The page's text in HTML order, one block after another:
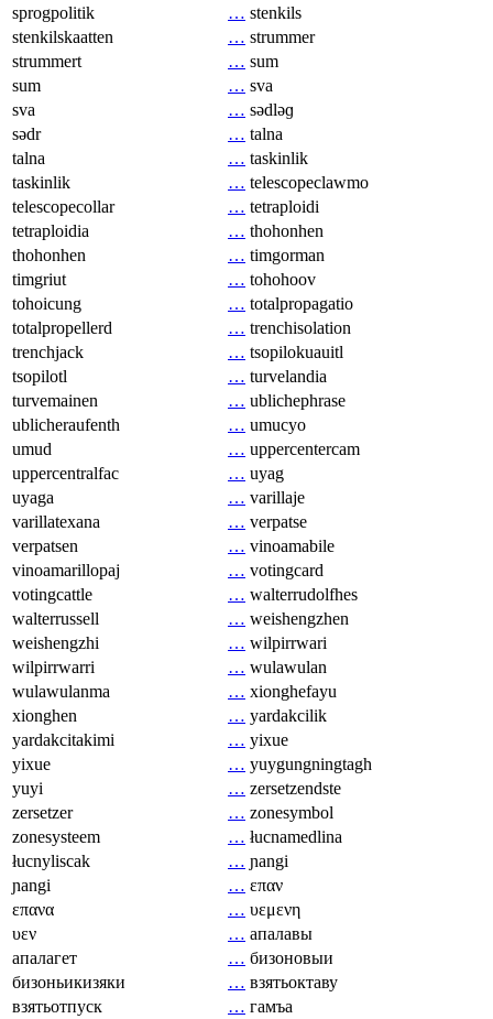
sprogpolitik
… stenkils
stenkilskaatten
… strummer
strummert
… sum
sum
… sva
sva
… sədləɡ
sədr
… talna
talna
… taskinlik
taskinlik
… telescopeclawmo
telescopecollar
… tetraploidi
tetraploidia
… thohonhen
thohonhen
… timgorman
timgriut
… tohohoov
tohoicung
… totalpropagatio
totalpropellerd
… trenchisolation
trenchjack
… tsopilokuauitl
tsopilotl
… turvelandia
turvemainen
… ublichephrase
ublicheraufenth
… umucyo
umud
… uppercentercam
uppercentralfac
… uyag
uyaga
… varillaje
varillatexana
… verpatse
verpatsen
… vinoamabile
vinoamarillopaj
… votingcard
votingcattle
… walterrudolfhes
walterrussell
… weishengzhen
weishengzhi
… wilpirrwari
wilpirrwarri
… wulawulan
wulawulanma
… xionghefayu
xionghen
… yardakcilik
yardakcitakimi
… yixue
yixue
… yuygungningtagh
yuyi
… zersetzendste
zersetzer
… zonesymbol
zonesysteem
… łucnamedlina
łucnyliscak
… ɲangi
ɲangi
… επαν
επανα
… υεμενη
υεν
… апалавы
апалагет
… бизоновыи
бизоньикизяки
… взятьоктаву
взятьотпуск
… гамъа